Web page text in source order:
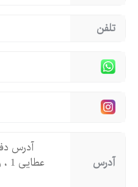
تلفن
آدرس
آدرس